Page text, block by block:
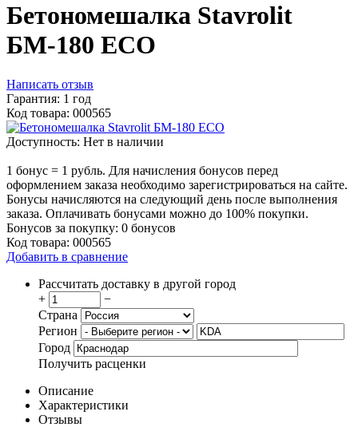
Бетономешалка Stavrolit
БМ-180 ECO
Написать отзыв
Гарантия: 1 год
Код товара: 000565
Доступность: Нет в наличии
1 бонус = 1 рубль. Для начисления бонусов перед
оформлением заказа необходимо зарегистрироваться на сайте.
Бонусы начисляются на следующий день после выполнения
заказа. Оплачивать бонусами можно до 100% покупки.
Бонусов за покупку: 0 бонусов
Код товара: 000565
Добавить в сравнение
Рассчитать доставку в другой город
+
−
Страна
Регион
Город
Получить расценки
Описание
Характеристики
Отзывы